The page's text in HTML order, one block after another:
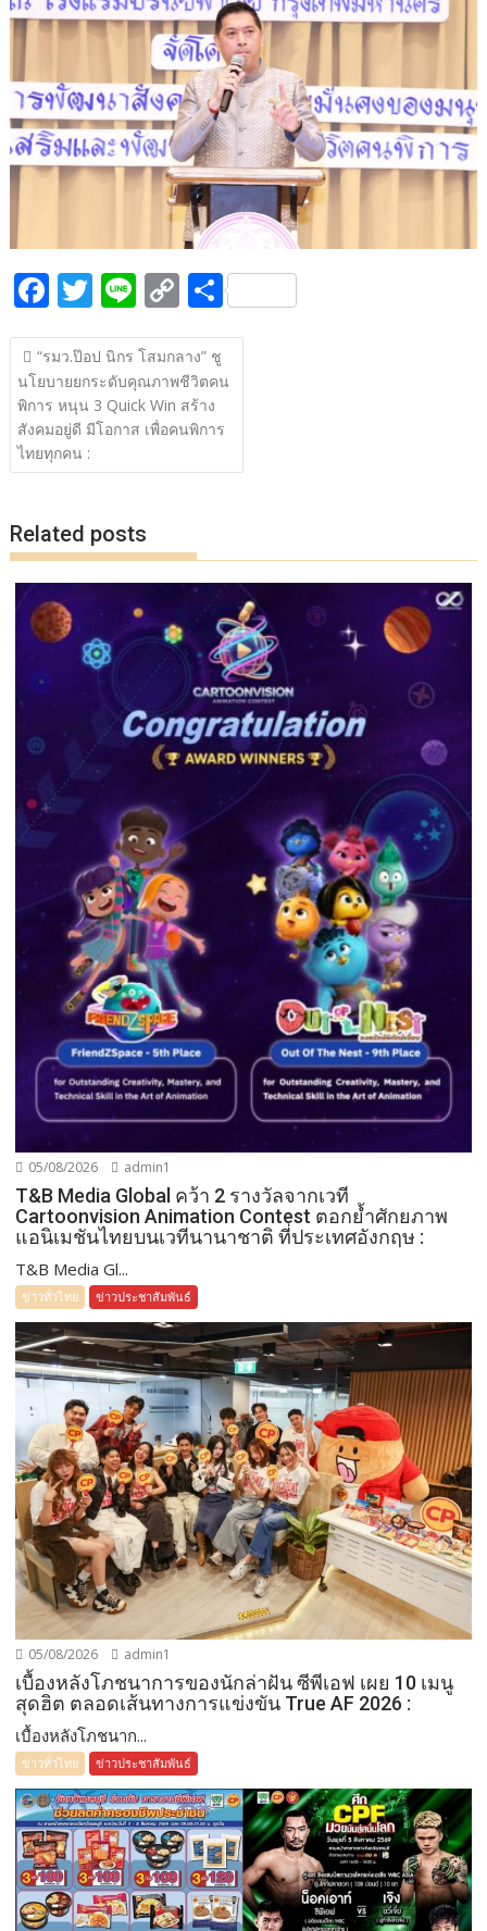
o
o
k
Li
n
k
F
ac
e
b
o
o
T
w
itt
er
Li
n
e
C
o
p
y
Li
n
S
h
e
แนะแนว
เรื่อง
“รมว.ป๊อป นิกร โสมกลาง” ชู
นโยบายยกระดับคุณภาพชีวิตคน
พิการ หนุน 3 Quick Win สร้าง
สังคมอยู่ดี มีโอกาส เพื่อคนพิการ
ไทยทุกคน :
Related posts
05/08/2026 admin1
T&B Media Global คว้า 2 รางวัลจากเวที
Cartoonvision Animation Contest ตอกย้ำศักยภาพ
แอนิเมชันไทยบนเวทีนานาชาติ ที่ประเทศอังกฤษ :
T&B Media Gl...
ข่าวทั่วไทย ข่าวประชาสัมพันธ์
05/08/2026 admin1
เบื้องหลังโภชนาการของนักล่าฝัน ซีพีเอฟ เผย 10 เมนู
สุดฮิต ตลอดเส้นทางการแข่งขัน True AF 2026 :
เบื้องหลังโภชนาก...
ข่าวทั่วไทย ข่าวประชาสัมพันธ์